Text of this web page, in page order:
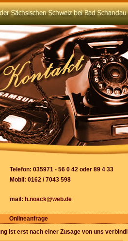
Telefon: 035971 - 56 0 42 oder 89 4 33
Mobil: 0162 / 7043 598
mail: h.noack@web.de
Onlineanfrage
ist erst nach einer Zusage von uns